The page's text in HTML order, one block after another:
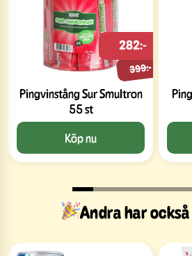
Pingvinstång Sur Smultron
55 st
399:-
282:-
Köp nu
Andra har